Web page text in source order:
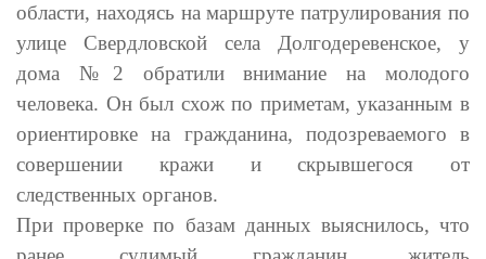
области, находясь на маршруте патрулирования по
улице Свердловской села Долгодеревенское, у
дома №2 обратили внимание на молодого
человека. Он был схож по приметам, указанным в
ориентировке на гражданина, подозреваемого в
совершении кражи и скрывшегося от
следственных органов.
При проверке по базам данных выяснилось, что